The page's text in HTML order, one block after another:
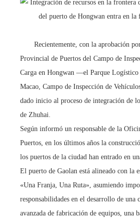
Recientemente, con la aprobación
Provincial de Puertos del Campo de
Carga en Hongwan —el Parque
Macao, Campo de Inspección de
dado inicio al proceso de integración de
de Zhuhai.
Según informó un responsable de la
Puertos, en los últimos años la
los puertos de la ciudad han entrado en
El puerto de Gaolan está alineado con la
«Una Franja, Una Ruta», asumiendo
responsabilidades en el desarrollo de una
avanzada de fabricación de equipos, una